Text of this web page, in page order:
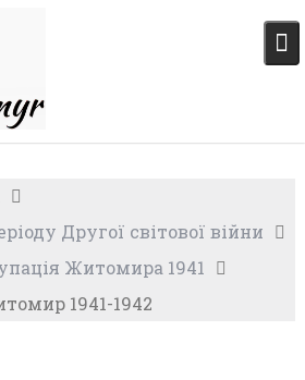
Другої світової війни
Житомира 1941
1941-1942